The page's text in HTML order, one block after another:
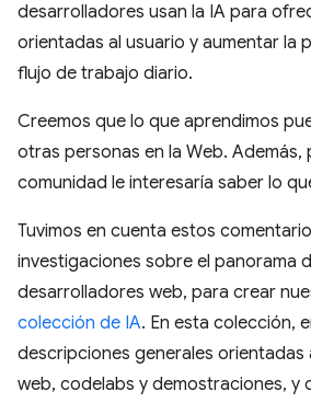
desarrolladores usan la IA para
orientadas al usuario y aumentar la
flujo de trabajo diario.
Creemos que lo que aprendimos
otras personas en la Web. Además,
comunidad le interesaría saber lo
Tuvimos en cuenta estos
investigaciones sobre el panorama
desarrolladores web, para crear
colección de IA. En esta colección,
descripciones generales orientadas
web, codelabs y demostraciones, y